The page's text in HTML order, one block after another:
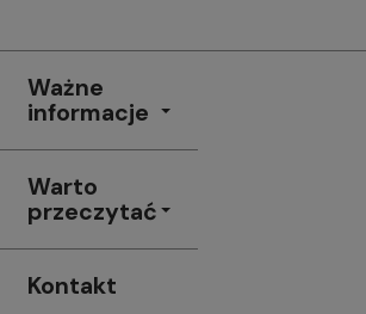
Ważne
informacje
Warto
przeczytać
Kontakt